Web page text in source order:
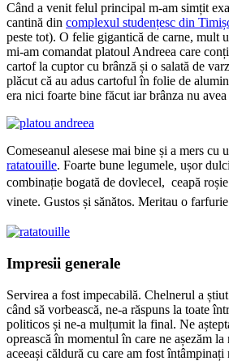
Când a venit felul principal m-am simțit
cantină din complexul studențesc din
peste tot). O felie gigantică de carne, mult
mi-am comandat platoul Andreea care
cartof la cuptor cu brânză și o salată de
plăcut că au adus cartoful în folie de
era nici foarte bine făcut iar brânza nu
Comeseanul alesese mai bine și a mers cu
ratatouille. Foarte bune legumele, ușor
combinație bogată de dovlecel, ceapă
vinete. Gustos și sănătos. Meritau o
Impresii generale
Servirea a fost impecabilă. Chelnerul a
când să vorbească, ne-a răspuns la toate
politicos și ne-a mulțumit la final. Ne
oprească în momentul în care ne așezăm la
aceeași căldură cu care am fost